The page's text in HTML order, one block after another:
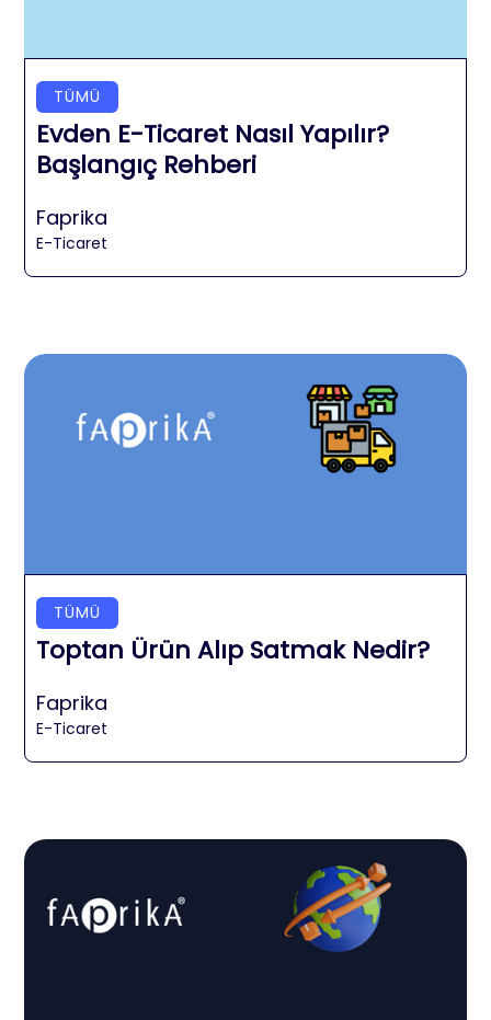
TÜMÜ
Evden E-Ticaret Nasıl Yapılır?
Başlangıç Rehberi
Faprika
E-Ticaret
TÜMÜ
Toptan Ürün Alıp Satmak Nedir?
Faprika
E-Ticaret